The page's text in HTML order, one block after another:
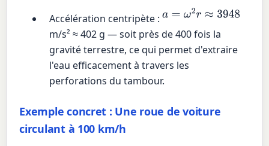
Accélération centripète :a=ω 2r≈3948
m/s² ≈ 402 g — soit près de 400 fois la
gravité terrestre, ce qui permet d'extraire
l'eau efficacement à travers les
perforations du tambour.
Exemple concret : Une roue de voiture
circulant à 100 km/h